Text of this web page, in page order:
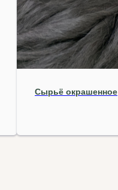
Сырьё окрашенное